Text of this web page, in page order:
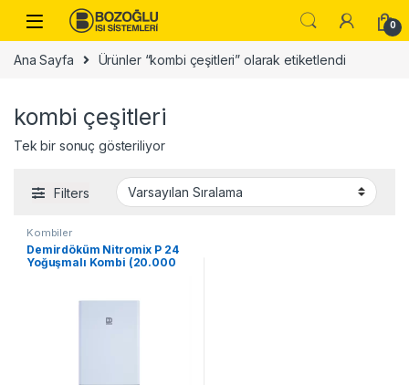
Skip to navigation
Skip to content
0
Ana Sayfa Ürünler “kombi çeşitleri” olarak etiketlendi
kombi çeşitleri
Tek bir sonuç gösteriliyor
Filters
Kombiler
Demirdöküm Nitromix P 24
Yoğuşmalı Kombi (20.000